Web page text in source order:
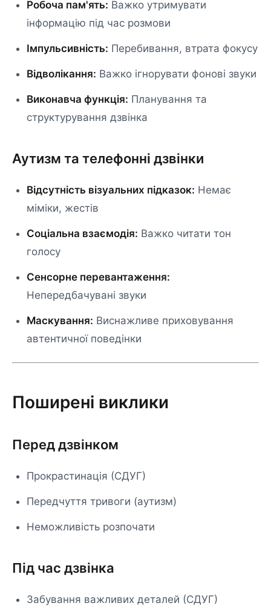
Робоча пам'ять: Важко утримувати
інформацію під час розмови
Імпульсивність: Перебивання, втрата фокусу
Відволікання: Важко ігнорувати фонові звуки
Виконавча функція: Планування та
структурування дзвінка
Аутизм та телефонні дзвінки
Відсутність візуальних підказок: Немає
міміки, жестів
Соціальна взаємодія: Важко читати тон
голосу
Сенсорне перевантаження:
Непередбачувані звуки
Маскування: Виснажливе приховування
автентичної поведінки
Поширені виклики
Перед дзвінком
Прокрастинація (СДУГ)
Передчуття тривоги (аутизм)
Неможливість розпочати
Під час дзвінка
Забування важливих деталей (СДУГ)